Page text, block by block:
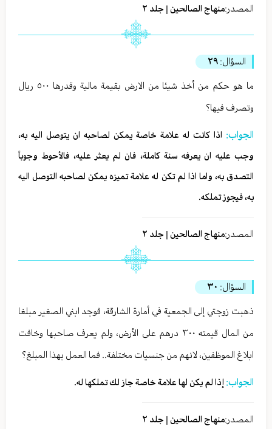
المصدر:منهاج الصالحين | جلد ٢
السؤال: ٢٩
ما هو حكم من أخذ شيئا من الارض بقيمة مالية وقدرها ٥٠٠ ريال
وتصرف فيها؟
الجواب: اذا كانت له علامة خاصة يمكن لصاحبه ان يتوصل اليه به،
وجب عليه ان يعرفه سنة كاملة، فان لم يعثر عليه، فالأحوط وجوباً
التصدق به، واما اذا لم تكن له علامة تميزه يمكن لصاحبه التوصل اليه
به، فيجوز تملكه.
المصدر:منهاج الصالحين | جلد ٢
السؤال: ٣٠
ذهبت زوجتي إلى الجمعية في أمارة الشارقة، فوجد ابني الصغير مبلغا
من المال قيمته ٣٠٠ درهم على الأرض، ولم يعرف صاحبها وخافت
ابلاغ الموظفين، لانهم من جنسيات مختلفة.. فما العمل بهذا المبلغ؟
الجواب: إذا لم يكن لها علامة خاصة جاز لك تملكها له.
المصدر:منهاج الصالحين | جلد ٢